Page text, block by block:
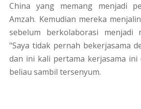
China yang memang menjadi
Amzah. Kemudian mereka
sebelum berkolaborasi menjadi
"Saya tidak pernah bekerjasama
dan ini kali pertama kerjasama ini
beliau sambil tersenyum.